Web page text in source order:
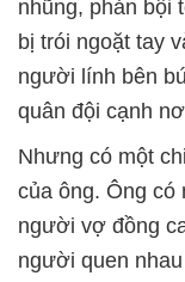
nhũng, phản bội
bị trói ngoặt tay
người lính bên
quân đội cạnh
Nhưng có một
của ông. Ông có
người vợ đồng
người quen